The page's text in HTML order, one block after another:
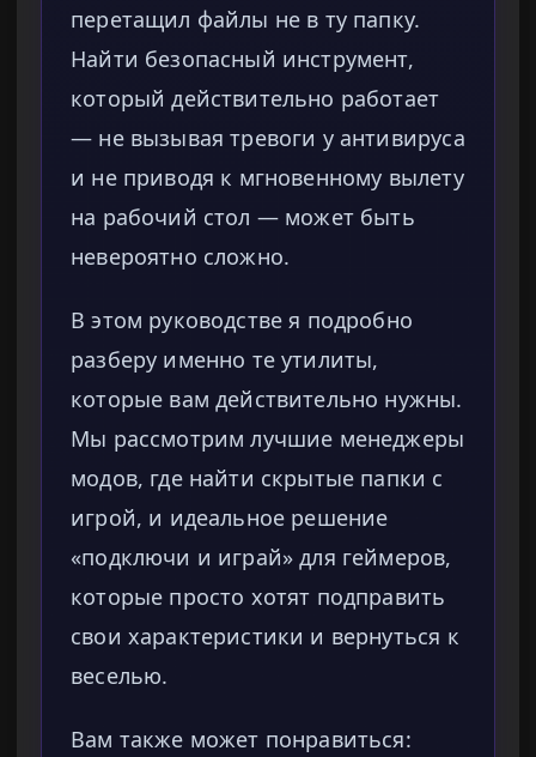
перетащил файлы не в ту папку.
Найти безопасный инструмент,
который действительно работает
— не вызывая тревоги у антивируса
и не приводя к мгновенному вылету
на рабочий стол — может быть
невероятно сложно.
В этом руководстве я подробно
разберу именно те утилиты,
которые вам действительно нужны.
Мы рассмотрим лучшие менеджеры
модов, где найти скрытые папки с
игрой, и идеальное решение
«подключи и играй» для геймеров,
которые просто хотят подправить
свои характеристики и вернуться к
веселью.
Вам также может понравиться: